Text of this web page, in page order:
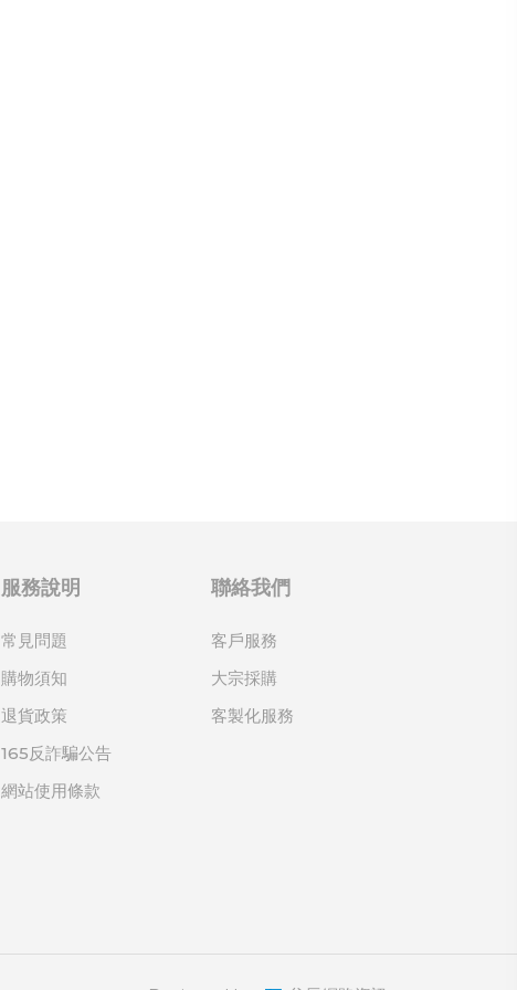
服務說明
常見問題
購物須知
退貨政策
165反詐騙公告
網站使用條款
聯絡我們
客戶服務
大宗採購
客製化服務